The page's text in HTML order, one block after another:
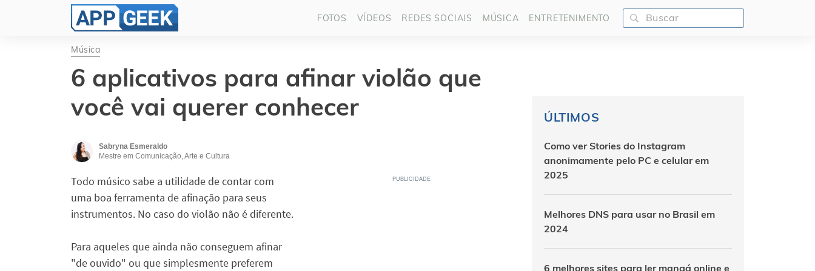
FOTOS VÍDEOS REDES SOCIAIS MÚSICA ENTRETENIMENTO
Música
6 aplicativos para afinar violão que
você vai querer conhecer
Sabryna Esmeraldo
Mestre em Comunicação, Arte e Cultura
Todo músico sabe a utilidade de contar com
uma boa ferramenta de afinação para seus
instrumentos. No caso do violão não é diferente.
Para aqueles que ainda não conseguem afinar
"de ouvido" ou que simplesmente preferem
ÚLTIMOS
Como ver Stories do Instagram
anonimamente pelo PC e celular em
2025
Melhores DNS para usar no Brasil em
2024
6 melhores sites para ler mangá online e